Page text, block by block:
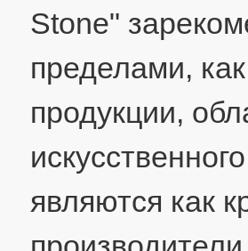
Stone"
пределами,
продукции,
являются как